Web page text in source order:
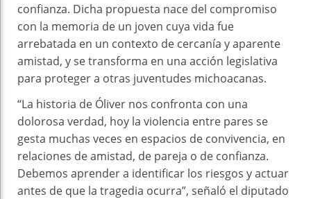
confianza. Dicha propuesta nace del compromiso
con la memoria de un joven cuya vida fue
arrebatada en un contexto de cercanía y aparente
amistad, y se transforma en una acción legislativa
para proteger a otras juventudes michoacanas.
“La historia de Óliver nos confronta con una
dolorosa verdad, hoy la violencia entre pares se
gesta muchas veces en espacios de convivencia, en
relaciones de amistad, de pareja o de confianza.
Debemos aprender a identificar los riesgos y actuar
antes de que la tragedia ocurra”, señaló el diputado